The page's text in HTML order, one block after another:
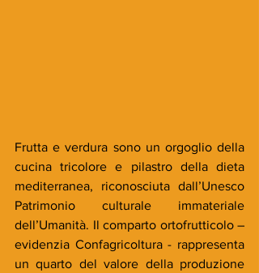
Frutta e verdura sono un orgoglio della
cucina tricolore e pilastro della dieta
mediterranea, riconosciuta dall’Unesco
Patrimonio culturale immateriale
dell’Umanità. Il comparto ortofrutticolo –
evidenzia Confagricoltura - rappresenta
un quarto del valore della produzione